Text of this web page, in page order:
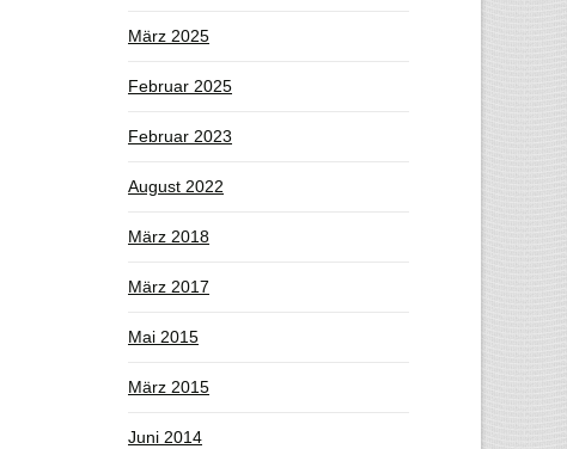
März 2025
Februar 2025
Februar 2023
August 2022
März 2018
März 2017
Mai 2015
März 2015
Juni 2014